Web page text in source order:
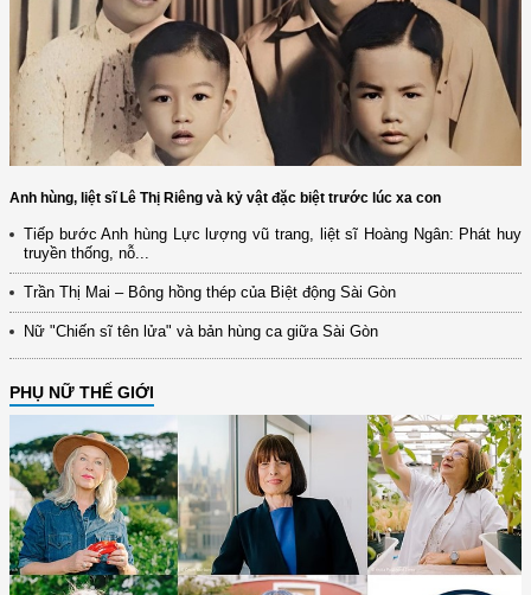
Anh hùng, liệt sĩ Lê Thị Riêng và kỷ vật đặc biệt trước lúc xa con
Tiếp bước Anh hùng Lực lượng vũ trang, liệt sĩ Hoàng Ngân: Phát huy
truyền thống, nỗ...
Trần Thị Mai – Bông hồng thép của Biệt động Sài Gòn
Nữ "Chiến sĩ tên lửa" và bản hùng ca giữa Sài Gòn
PHỤ NỮ THẾ GIỚI